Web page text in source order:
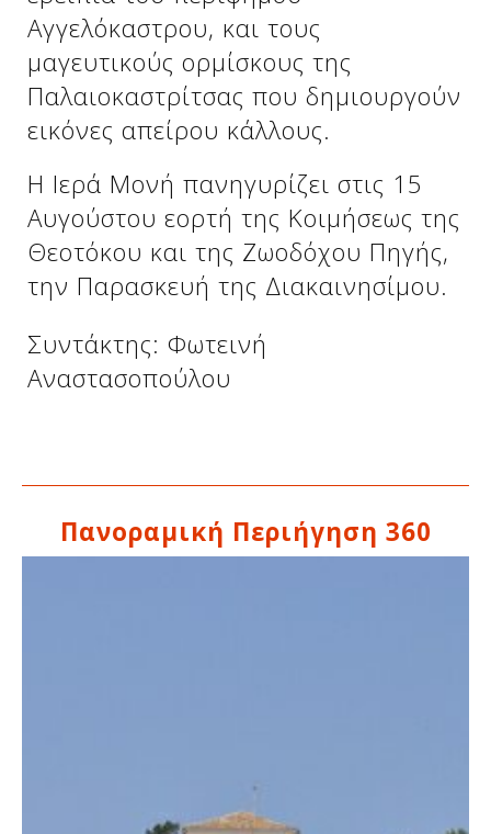
Αγγελόκαστρου, και τους
μαγευτικούς ορμίσκους της
Παλαιοκαστρίτσας που δημιουργούν
εικόνες απείρου κάλλους.
Η Ιερά Μονή πανηγυρίζει στις 15
Αυγούστου εορτή της Κοιμήσεως της
Θεοτόκου και της Ζωοδόχου Πηγής,
την Παρασκευή της Διακαινησίμου.
Συντάκτης: Φωτεινή
Αναστασοπούλου
Πανοραμική Περιήγηση 360